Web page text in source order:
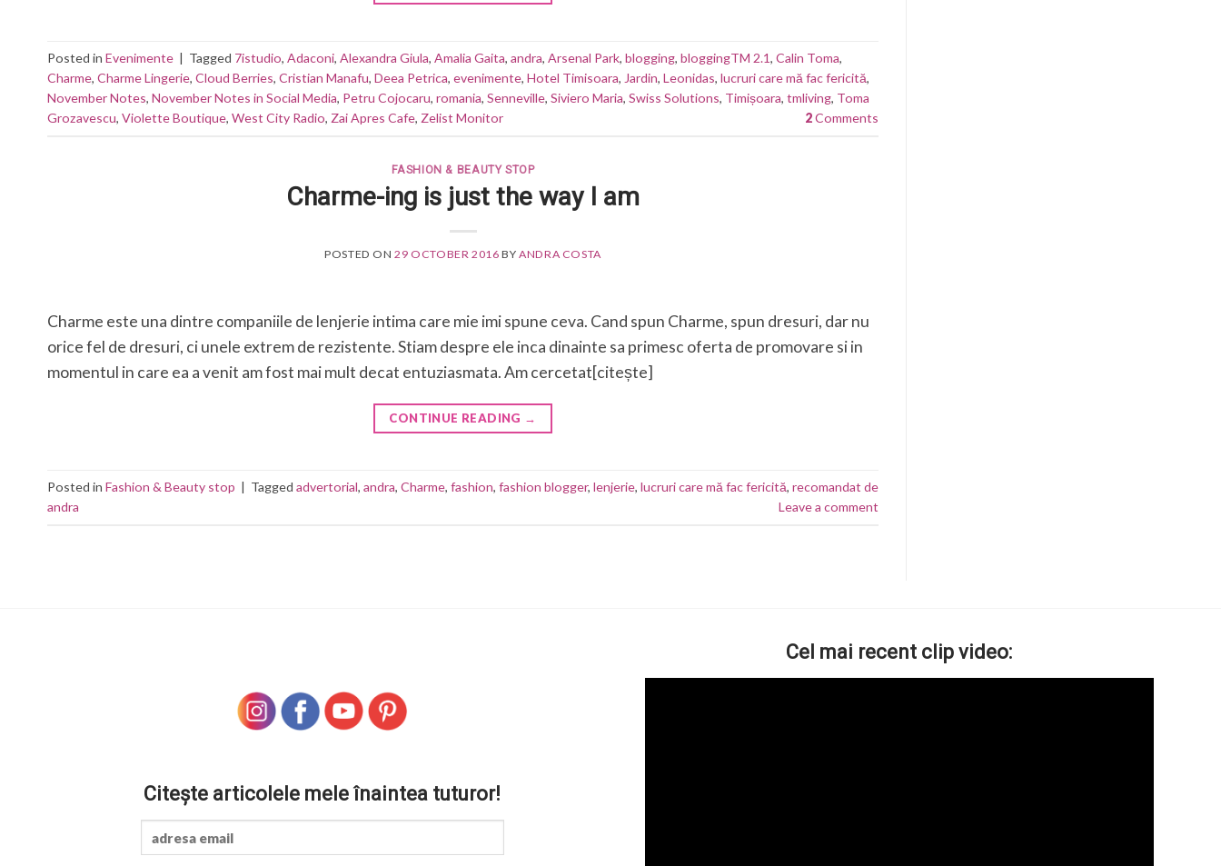
Posted in Evenimente | Tagged 7istudio, Adaconi, Alexandra Giula, Amalia Gaita, andra, Arsenal Park, blogging, bloggingTM 2.1, Calin Toma,
Charme, Charme Lingerie, Cloud Berries, Cristian Manafu, Deea Petrica, evenimente, Hotel Timisoara, Jardin, Leonidas, lucruri care mă fac fericită,
November Notes, November Notes in Social Media, Petru Cojocaru, romania, Senneville, Siviero Maria, Swiss Solutions, Timișoara, tmliving, Toma
Grozavescu, Violette Boutique, West City Radio, Zai Apres Cafe, Zelist Monitor 2Comments
FASHION & BEAUTY STOP
Charme-ing is just the way I am
POSTED ON29 OCTOBER 2016 BYANDRA COSTA
Charme este una dintre companiile de lenjerie intima care mie imi spune ceva. Cand spun Charme, spun dresuri, dar nu
orice fel de dresuri, ci unele extrem de rezistente. Stiam despre ele inca dinainte sa primesc oferta de promovare si in
momentul in care ea a venit am fost mai mult decat entuziasmata. Am cercetat[citește]
CONTINUE READING →
Posted in Fashion & Beauty stop | Tagged advertorial, andra, Charme, fashion, fashion blogger, lenjerie, lucruri care mă fac fericită, recomandat de
andra
Leave a comment
Citește articolele mele înaintea tuturor!
Cel mai recent clip video: